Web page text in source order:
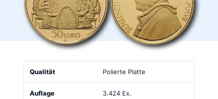
Qualität Ausgabepreis
Polierte Platte
3.424 Ex.